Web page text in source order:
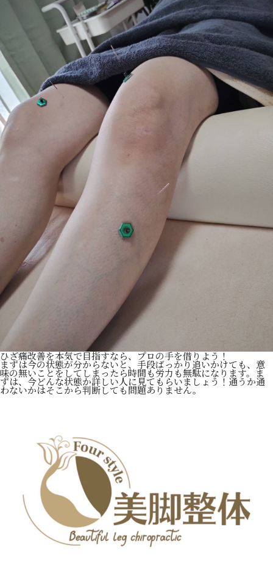
ひざ痛改善を本気で目指すなら、プロの手を借りよう！
まずは今の状態が分からないと、手段ばっかり追いかけても、意
味の無いことをしてしまったら時間も労力も無駄になります。ま
ずは、今どんな状態か詳しい人に見てもらいましょう！通うか通
わないかはそこから判断しても問題ありません。